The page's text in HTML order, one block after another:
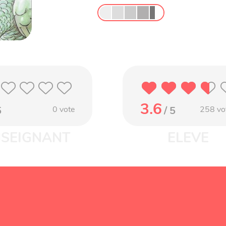
0 vote 3.6/ 5 258